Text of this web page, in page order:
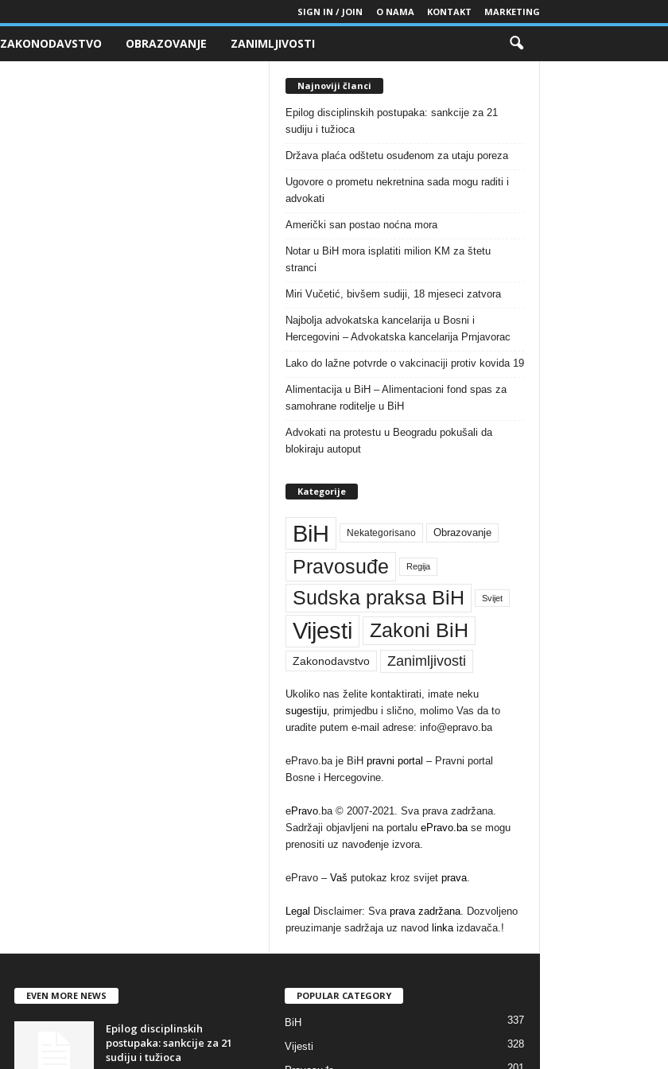
SIGN IN / JOIN O NAMA KONTAKT MARKETING
ZAKONODAVSTVO OBRAZOVANJE ZANIMLJIVOSTI
Najnoviji članci
Epilog disciplinskih postupaka: sankcije za 21
sudiju i tužioca
Država plaća odštetu osuđenom za utaju poreza
Ugovore o prometu nekretnina sada mogu raditi i
advokati
Američki san postao noćna mora
Notar u BiH mora isplatiti milion KM za štetu
stranci
Miri Vučetić, bivšem sudiji, 18 mjeseci zatvora
Najbolja advokatska kancelarija u Bosni i
Hercegovini – Advokatska kancelarija Prnjavorac
Lako do lažne potvrde o vakcinaciji protiv kovida 19
Alimentacija u BiH – Alimentacioni fond spas za
samohrane roditelje u BiH
Advokati na protestu u Beogradu pokušali da
blokiraju autoput
Kategorije
BiH Nekategorisano Obrazovanje
Pravosuđe Regija
Sudska praksa BiH Svijet
Vijesti Zakoni BiH
Zakonodavstvo Zanimljivosti
Ukoliko nas želite kontaktirati, imate neku
sugestiju, primjedbu i slično, molimo Vas da to
uradite putem e-mail adrese: info@epravo.ba
ePravo.ba je BiH pravni portal – Pravni portal
Bosne i Hercegovine.
ePravo.ba © 2007-2021. Sva prava zadržana.
Sadržaji objavljeni na portalu ePravo.base mogu
prenositi uz navođenje izvora.
ePravo – Vaš putokaz kroz svijet prava.
Legal Disclaimer: Sva prava zadržana. Dozvoljeno
preuzimanje sadržaja uz navod linkaizdavača.!
EVEN MORE NEWS
Epilog disciplinskih
postupaka: sankcije za 21
sudiju i tužioca
POPULAR CATEGORY
BiH 337
Vijesti 328